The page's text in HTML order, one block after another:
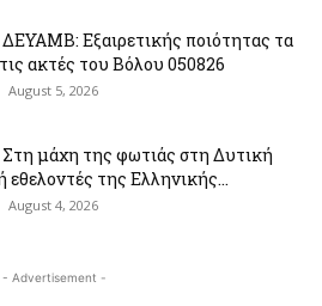
Εξαιρετικής ποιότητας τα
ακτές του Βόλου 050826
August 5, 2026
μάχη της φωτιάς στη Δυτική
εθελοντές της Ελληνικής...
August 4, 2026
- Advertisement -